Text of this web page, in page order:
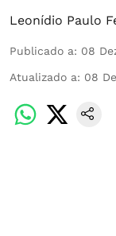
Leonídio Paulo
Publicado a: 08
Atualizado a: 08